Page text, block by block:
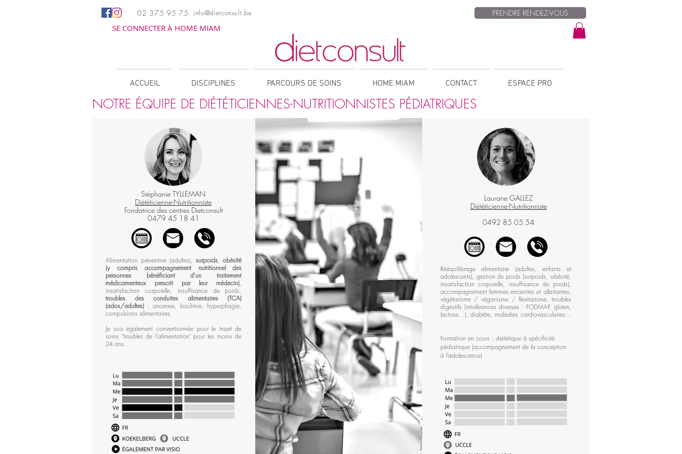
02 375 95 75 info@dietconsult.be PRENDRE RENDEZ-VOUS
SE CONNECTER À HOME MIAM
ACCUEIL DISCIPLINES PARCOURS DE SOINS HOME MIAM CONTACT ESPACE PRO
NOTRE ÉQUIPE DE DIÉTÉTICIENNES-NUTRITIONNISTES PÉDIATRIQUES
Stéphanie TYLLEMAN
Diététicienne-Nutritionniste
Fondatrice des centres Dietconsult
0479 45 18 41
Alimentation préventive (adultes),surpoids,obésité
(y
compris accompagnement nutritionnel des
personnes bénéficiant d'un traitement
médicamenteux prescrit par leur médecin),
insatisfaction corporelle, insuffisance de poids,
troubles des conduites alimentaires (TCA)
(ados/adultes) : anorexie, boulimie, hyperphagie,
compulsions alimentaires.
Je suis également conventionnée pour le trajet de
soins "troubles de l'alimentation" pour les moins de
24 ans.
Laurane GALLEZ
Diététicienne-Nutritionniste
0492 85 05 54
Rééquilibrage alimentaire (adultes, enfants et
adolescents), gestion du poids (surpoids, obésité,
insatisfaction corporelle, insuffisance de poids),
accompagnement femmes enceintes et allaitantes,
végétarisme / véganisme / flexitarisme, troubles
digestifs (intolérances diverses : FODMAP, gluten,
lactose…), diabète, maladies cardiovasculaires...
Formation en cours : diététique à spécificité
pédiatrique (accompagnement de la conception
à l’adolescence)